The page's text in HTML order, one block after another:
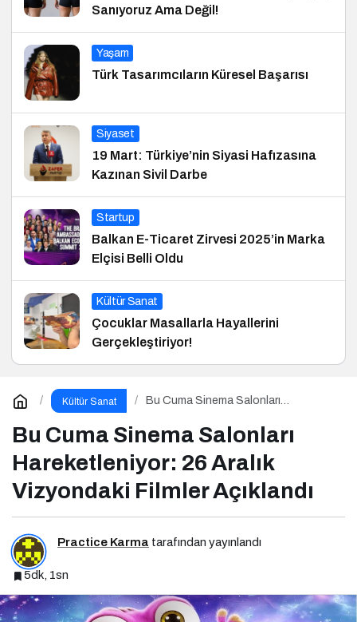
Sanıyoruz Ama Değil!
Yaşam
Türk Tasarımcıların Küresel Başarısı
Siyaset
19 Mart: Türkiye’nin Siyasi Hafızasına
Kazınan Sivil Darbe
Startup
Balkan E-Ticaret Zirvesi 2025’in Marka
Elçisi Belli Oldu
Kültür Sanat
Çocuklar Masallarla Hayallerini
Gerçekleştiriyor!
Kültür Sanat
Bu Cuma Sinema Salonları
Filmler Açıklandı
Bu Cuma Sinema Salonları
Hareketleniyor: 26 Aralık
Vizyondaki Filmler Açıklandı
Practice Karma tarafından yayınlandı
5dk, 1sn